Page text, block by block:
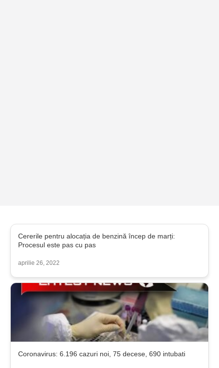
Cererile pentru alocația de benzină încep de marți:
Procesul este pas cu pas
aprilie 26, 2022
Coronavirus: 6.196 cazuri noi, 75 decese, 690 intubati